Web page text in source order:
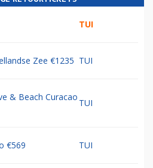
TUI
Zee €1235 TUI
& Beach Curacao
TUI
€569 TUI